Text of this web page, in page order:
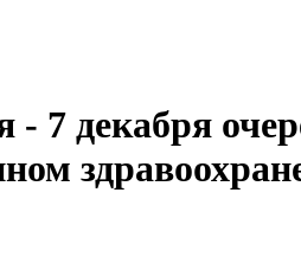
- 7 декабря